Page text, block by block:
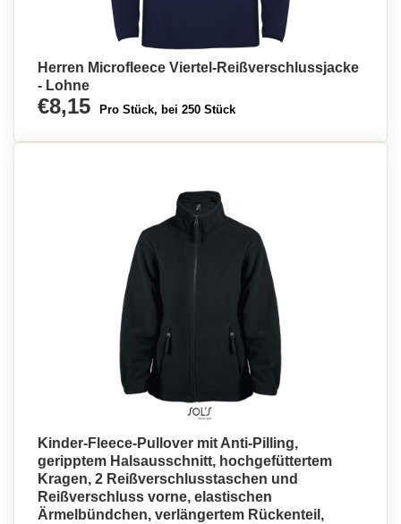
Herren Microfleece Viertel-Reißverschlussjacke
- Lohne
€8,15 Pro Stück, bei 250 Stück
Kinder-Fleece-Pullover mit Anti-Pilling,
geripptem Halsausschnitt, hochgefüttertem
Kragen, 2 Reißverschlusstaschen und
Reißverschluss vorne, elastischen
Ärmelbündchen, verlängertem Rückenteil,